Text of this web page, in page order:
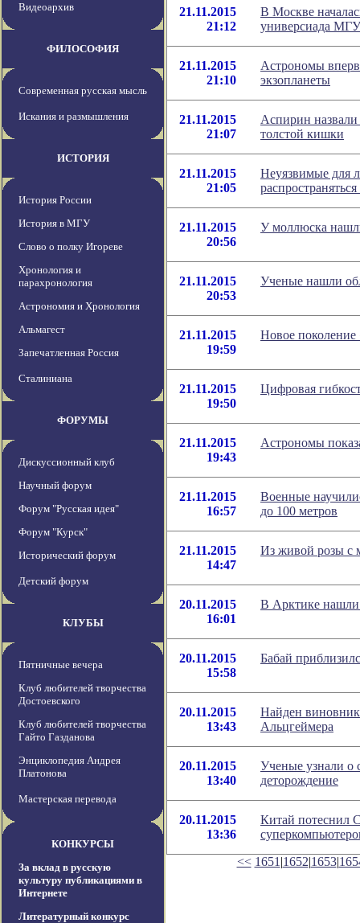
Видеоархив
ФИЛОСОФИЯ
Современная русская мысль
Искания и размышления
ИСТОРИЯ
История России
История в МГУ
Слово о полку Игореве
Хронология и
парахронология
Астрономия и Хронология
Альмагест
Запечатленная Россия
Сталиниана
ФОРУМЫ
Дискуссионный клуб
Научный форум
Форум "Русская идея"
Форум "Курск"
Исторический форум
Детский форум
КЛУБЫ
Пятничные вечера
Клуб любителей творчества
Достоевского
Клуб любителей творчества
Гайто Газданова
Энциклопедия Андрея
Платонова
Мастерская перевода
КОНКУРСЫ
За вклад в русскую
культуру публикациями в
Интернете
Литературный конкурс
21.11.2015
21:12
В Москве
универсиада МГУ
21.11.2015
21:10
Астрономы
экзопланеты
21.11.2015
21:07
Аспирин назвали
толстой кишки
21.11.2015
21:05
Неуязвимые для
21.11.2015
20:56
У моллюска
21.11.2015
20:53
Ученые нашли
21.11.2015
19:59
Новое
21.11.2015
19:50
Цифровая
21.11.2015
19:43
Астрономы
21.11.2015
16:57
Военные
до 100 метров
21.11.2015
14:47
Из живой розы с
20.11.2015
16:01
В Арктике нашли
20.11.2015
15:58
Бабай
20.11.2015
13:43
Найден
Альцгеймера
20.11.2015
13:40
Ученые узнали о
деторождение
20.11.2015
13:36
Китай потеснил
<< 1651 |1652|1653|